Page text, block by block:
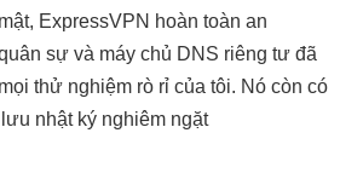
ExpressVPN hoàn toàn an
sự và máy chủ DNS riêng tư đã
thử nghiệm rò rỉ của tôi. Nó còn có
nhật ký nghiêm ngặt